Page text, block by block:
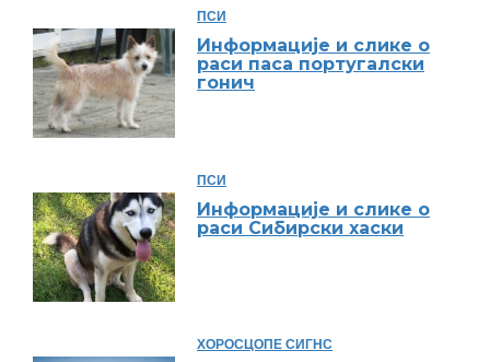
ПСИ
Информације и слике о
раси паса португалски
гонич
ПСИ
Информације и слике о
раси Сибирски хаски
ХОРОСЦОПЕ СИГНС